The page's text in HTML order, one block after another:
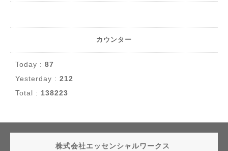
カウンター
Today : 87
Yesterday : 212
Total : 138223
株式会社エッセンシャルワークス